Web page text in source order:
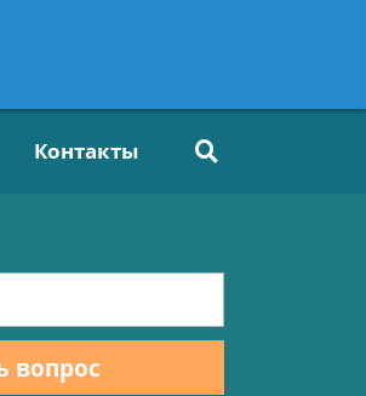
Контакты
вопрос